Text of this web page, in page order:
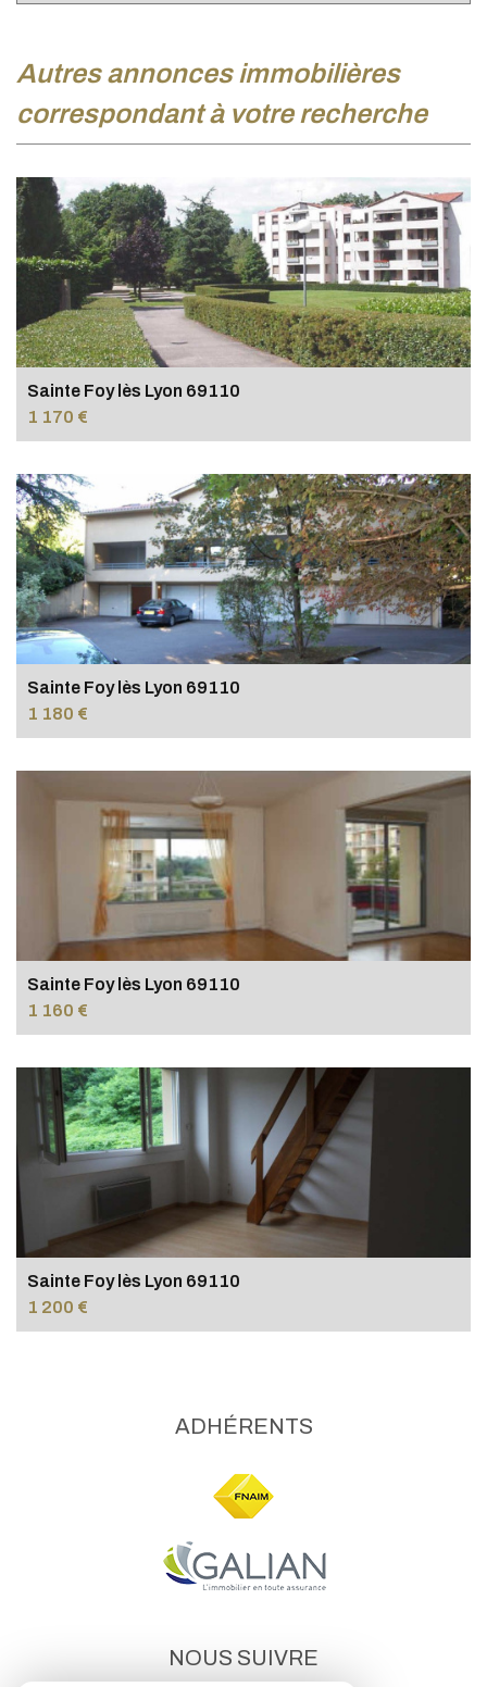
autres annonces immobilières
correspondant à votre recherche
Sainte Foy lès Lyon 69110
1 170 €
Sainte Foy lès Lyon 69110
1 180 €
Sainte Foy lès Lyon 69110
1 160 €
Sainte Foy lès Lyon 69110
1 200 €
NOUS SUIVRE
ADHÉRENTS